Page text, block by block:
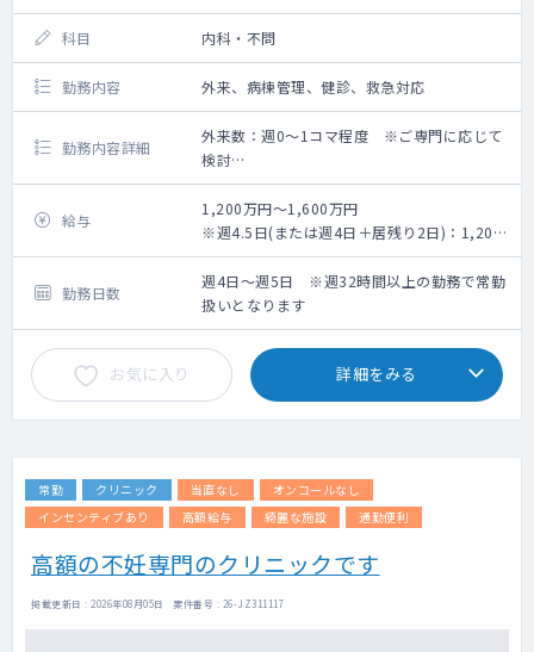
科目 内科・不問
勤務内容 外来、病棟管理、健診、救急対応
勤務内容詳細
外来数：週0～1コマ程度 ※ご専門に応じて
検討
【担当業務】
外来：0～1コマ/週
外来数：30名程/コマ
担当病棟数：25床～MAX30床
給与
1,200万円～1,600万円
※週4.5日(または週4日＋居残り2日)：1,200
万円～、週5日：1,400万円～
※年次、スキル、勤務ボリューム、早出・居
残り当番の頻度によって検討
勤務日数
週4日～週5日 ※週32時間以上の勤務で常勤
扱いとなります
お気に入り 詳細をみる
常勤 クリニック 当直なし
オンコールなし
インセンティブあり
高額給与 綺麗な施設 通勤便利
高額の不妊専門のクリニックです
掲載更新日 : 2026年08月05日 案件番号 : 26-JZ311117